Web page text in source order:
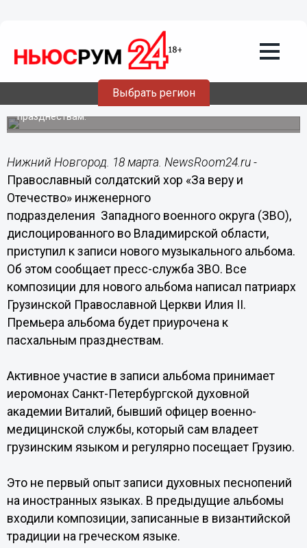
Выбрать регион
Православный солдатский хор
инженерного подразделения ЗВО
запишет музыкальный альбом на
грузинском языке
Премьера альбома будет приурочена к пасхальным
празднествам.
Нижний Новгород. 18 марта. NewsRoom24.ru -
Православный солдатский хор «За веру и
Отечество» инженерного
подразделения Западного военного округа (ЗВО),
дислоцированного во Владимирской области,
приступил к записи нового музыкального альбома.
Об этом сообщает пресс-служба ЗВО. Все
композиции для нового альбома написал патриарх
Грузинской Православной Церкви Илия II.
Премьера альбома будет приурочена к
пасхальным празднествам.
Активное участие в записи альбома принимает
иеромонах Санкт-Петербургской духовной
академии Виталий, бывший офицер военно-
медицинской службы, который сам владеет
грузинским языком и регулярно посещает Грузию.
Это не первый опыт записи духовных песнопений
на иностранных языках. В предыдущие альбомы
входили композиции, записанные в византийской
традиции на греческом языке.